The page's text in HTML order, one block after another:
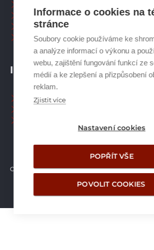
Informace o cookies na
stránce
Soubory cookie používáme ke
a analýze informací o výkonu a
webu, zajištění fungování funkcí ze
médií a ke zlepšení a přizpůsobení
reklam.
Zjistit více
Nastavení cookies
POPŘÍT VŠE
POVOLIT COOKIES
INFORMACE
Naši pracovníci CZ
Spalinové systémy
Plynové kotle
Ostatní příslušenství
Copyright © Brilon a.s. 2026
Vytvořilo